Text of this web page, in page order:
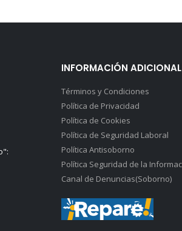
INFORMACIÓN ADICIONAL
Términos y Condiciones
Política de Privacidad
Política de Cookies
Política de Seguridad Laboral
Política Antisoborno
Política Seguridad de la
Canal de Denuncias(Soborno)